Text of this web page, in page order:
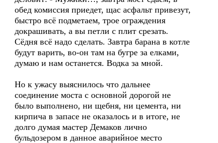
обед комиссия приедет, щас асфальт привезут,
быстро всё подметаем, трое ограждения
докрашивать, а вы петли с плит срезать.
Сёдня всё надо сделать. Завтра барана в котле
будут варить, во-он там на бугре за елками,
думаю и нам останется. Водка за мной.
Но к ужасу выяснилось что дальнее
соединение моста с основной дорогой не
было выполнено, ни щебня, ни цемента, ни
кирпича в запасе не оказалось и в итоге, не
долго думая мастер Демаков лично
бульдозером в данное аварийное место